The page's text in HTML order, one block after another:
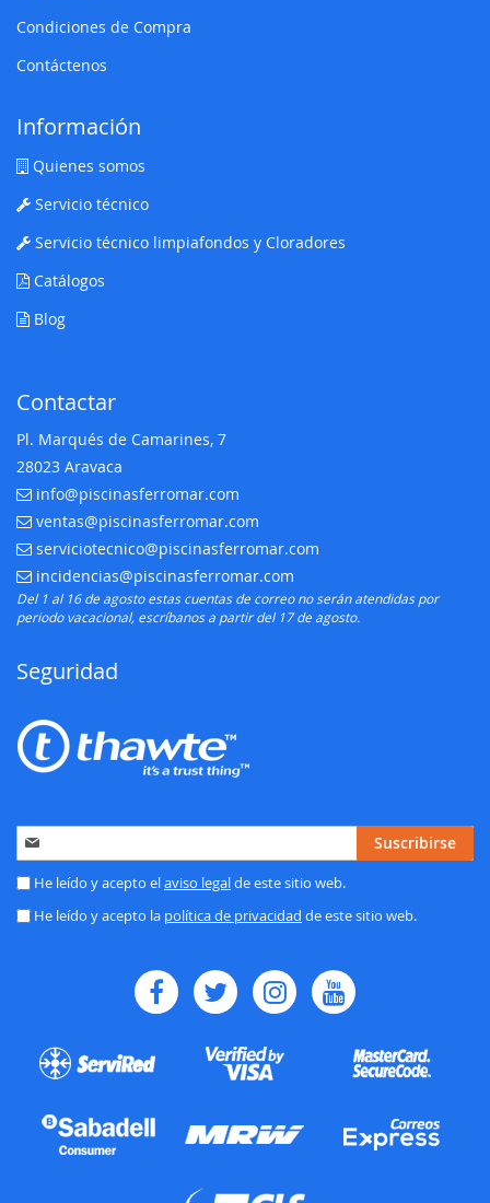
Condiciones de Compra
Contáctenos
Información
Quienes somos
Servicio técnico
Servicio técnico limpiafondos y Cloradores
Catálogos
Blog
Contactar
Pl. Marqués de Camarines, 7
28023 Aravaca
E-mail:
info@piscinasferromar.com
E-mail:
ventas@piscinasferromar.com
E-mail:
serviciotecnico@piscinasferromar.com
E-mail:
incidencias@piscinasferromar.com
Del 1 al 16 de agosto estas cuentas de correo no serán atendidas por
periodo vacacional, escríbanos a partir del 17 de agosto.
Seguridad
Inscríbase
a
nuestro
de
Suscribirse
He leído y acepto elaviso legalde este sitio web.
He leído y acepto la política de privacidad de este sitio web.